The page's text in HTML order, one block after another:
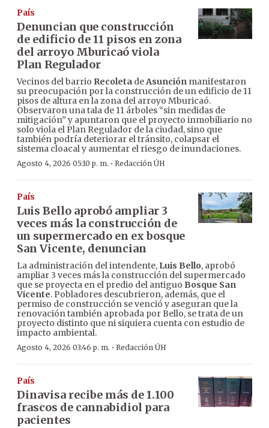
País
Denuncian que construcción
de edificio de 11 pisos en zona
del arroyo Mburicaó viola
Plan Regulador
Vecinos del barrio Recoleta deAsunción manifestaron
su preocupación por la construcción de un edificio de 11
pisos de altura en la zona del arroyo Mburicaó.
Observaron una tala de 11 árboles “sin medidas de
mitigación” y apuntaron que el proyecto inmobiliario no
solo viola el Plan Regulador de la ciudad, sino que
también podría deteriorar el tránsito, colapsar el
sistema cloacal y aumentar el riesgo de inundaciones.
Agosto 4, 2026 05:10 p. m. · Redacción ÚH
País
Luis Bello aprobó ampliar 3
veces más la construcción de
un supermercado en ex bosque
San Vicente, denuncian
La administración del intendente, Luis Bello, aprobó
ampliar 3 veces más la construcción del supermercado
que se proyecta en el predio del antiguo Bosque San
Vicente. Pobladores descubrieron, además, que el
permiso de construcción se venció y aseguran que la
renovación también aprobada por Bello, se trata de un
proyecto distinto que ni siquiera cuenta con estudio de
impacto ambiental.
Agosto 4, 2026 03:46 p. m. · Redacción ÚH
País
Dinavisa recibe más de 1.100
frascos de cannabidiol para
pacientes